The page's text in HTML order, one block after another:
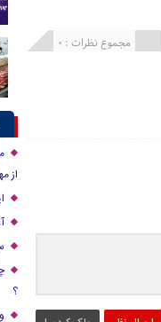
مجموع نظرات : 0
از
؟